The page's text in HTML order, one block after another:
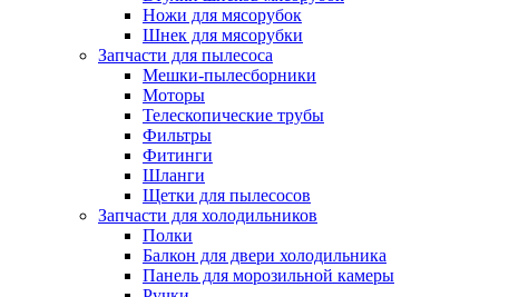
Ножи для мясорубок
Шнек для мясорубки
Запчасти для пылесоса
Мешки-пылесборники
Моторы
Телескопические трубы
Фильтры
Фитинги
Шланги
Щетки для пылесосов
Запчасти для холодильников
Полки
Балкон для двери холодильника
Панель для морозильной камеры